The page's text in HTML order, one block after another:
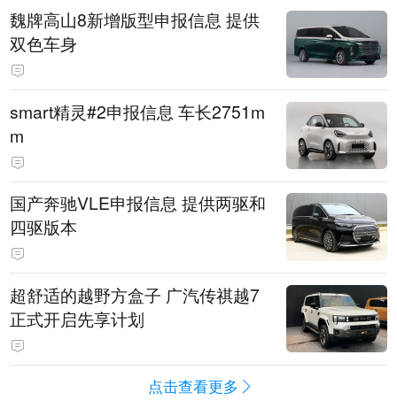
魏牌高山8新增版型申报信息 提供
双色车身
smart精灵#2申报信息 车长2751m
m
国产奔驰VLE申报信息 提供两驱和
四驱版本
超舒适的越野方盒子 广汽传祺越7
正式开启先享计划
点击查看更多